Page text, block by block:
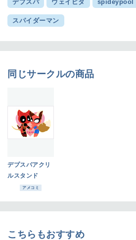
デプスパ ウェイピタ spideypool
スパイダーマン
同じサークルの商品
デプスパアクリ
ルスタンド
アメコミ
こちらもおすすめ